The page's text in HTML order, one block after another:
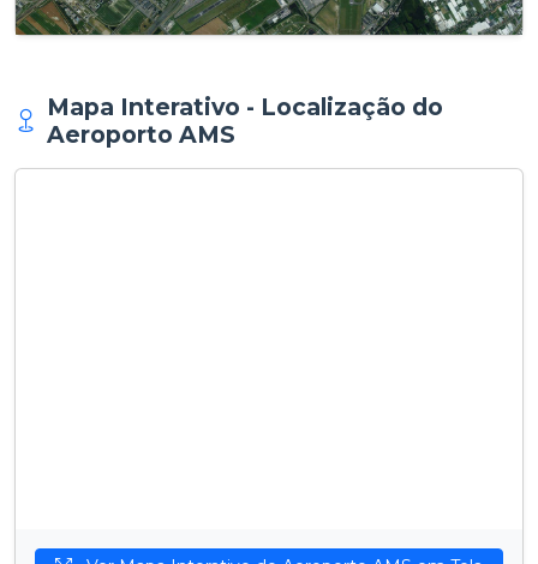
Mapa Interativo - Localização do
Aeroporto AMS